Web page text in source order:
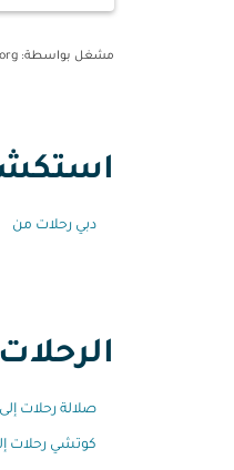
مشغل بواسطة: OpenWeatherMap.org
دبي رحلات من
صلالة رحلات إلى
كوتشي رحلات